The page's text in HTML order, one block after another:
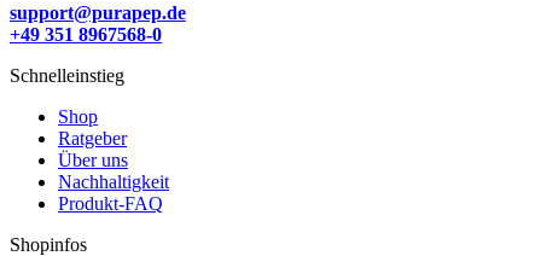
support@purapep.de
+49 351 8967568-0
Schnelleinstieg
Shop
Ratgeber
Über uns
Nachhaltigkeit
Produkt-FAQ
Shopinfos